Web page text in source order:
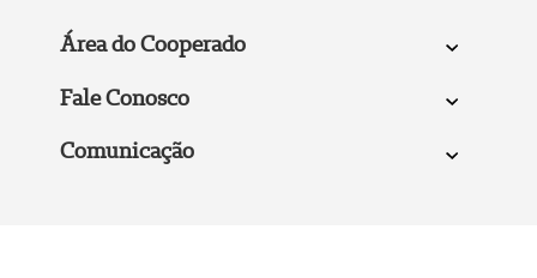
Área do Cooperado
Fale Conosco
Comunicação